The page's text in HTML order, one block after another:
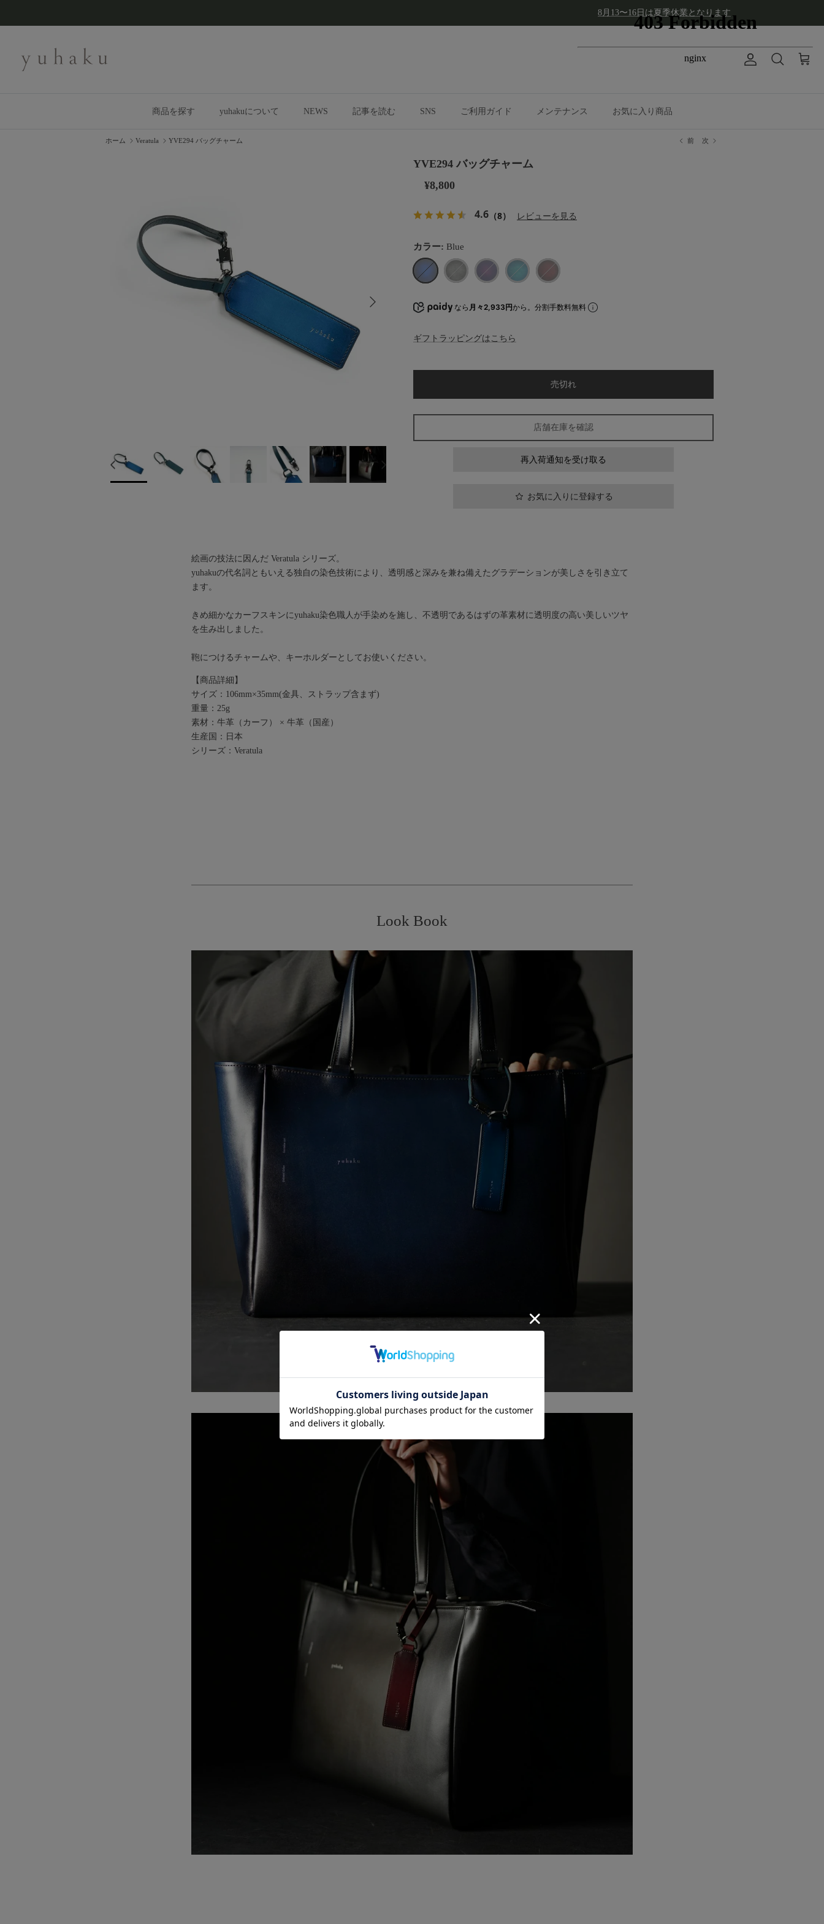
8月13〜16日は夏季休業となります
アカウント
検索 カート
商品を探す yuhakuについて NEWS 記事を読む SNS ご利用ガイド メンテナンス お気に入り商品
ホーム Veratula YVE294 バッグチャーム 前 次
YVE294 バッグチャーム
¥8,800
4.6 （8） レビューを見る
カラー: Blue
なら 月々2,933円から。分割手数料無料
ギフトラッピングはこちら
売切れ
店舗在庫を確認
再入荷通知を受け取る
お気に入りに登録する
絵画の技法に因んだ Veratula シリーズ。
yuhakuの代名詞ともいえる独自の染色技術により、透明感と深みを兼ね備えたグラデーションが美しさを引き立て
ます。
きめ細かなカーフスキンにyuhaku染色職人が手染めを施し、不透明であるはずの革素材に透明度の高い美しいツヤ
を生み出しました。
鞄につけるチャームや、キーホルダーとしてお使いください。
【商品詳細】
サイズ：106mm×35mm(金具、ストラップ含まず)
重量：25g
素材：牛革（カーフ） × 牛革（国産）
生産国：日本
シリーズ：Veratula
Look Book